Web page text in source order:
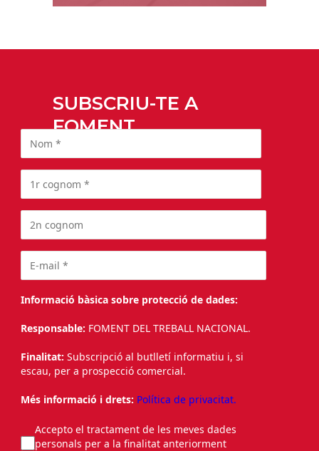
SUBSCRIU-TE A
FOMENT
Informació bàsica sobre protecció de dades:
Responsable: FOMENT DEL TREBALL NACIONAL.
Finalitat: Subscripció al butlletí informatiu i, si
escau, per a prospecció comercial.
Més informació i drets: Política de privacitat.
Accepto el tractament de les meves dades
personals per a la finalitat anteriorment